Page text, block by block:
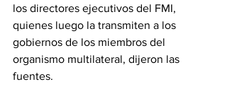
los directores ejecutivos del FMI,
quienes luego la transmiten a los
gobiernos de los miembros del
organismo multilateral, dijeron las
fuentes.